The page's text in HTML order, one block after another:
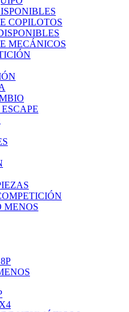
COPILOTOS
MECÁNICOS
MENOS